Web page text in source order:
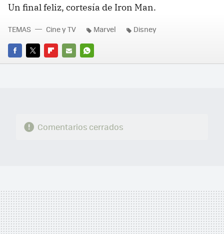
Un final feliz, cortesía de Iron Man.
FACEBOOK
TWITTERFLIPBOARD
E-
WHATSAPP
TEMAS Cine y TV Marvel Disney
Comentarios cerrados